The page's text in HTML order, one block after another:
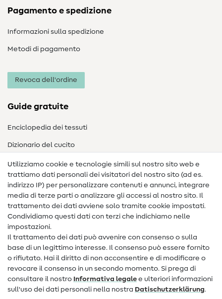
Pagamento e spedizione
Informazioni sulla spedizione
Metodi di pagamento
Revoca dell'ordine
Guide gratuite
Enciclopedia dei tessuti
Dizionario del cucito
Nähanleitungen
Assistenza e contatto
Contatto
Informazioni sul nuovo proprietario
FAQ
Diritto di recesso
Popolare
Utilizziamo cookie e tecnologie simili sul nostro sito web e
trattiamo dati personali dei visitatori del nostro sito (ad es.
indirizzo IP) per personalizzare contenuti e annunci, integrare
media di terze parti o analizzare gli accessi al nostro sito. Il
trattamento dei dati avviene solo tramite cookie impostati.
Condividiamo questi dati con terzi che indichiamo nelle
impostazioni.
Il trattamento dei dati può avvenire con consenso o sulla
base di un legittimo interesse. Il consenso può essere fornito
o rifiutato. Hai il diritto di non acconsentire e di modificare o
revocare il consenso in un secondo momento. Si prega di
consultare il nostro Informativa legale e ulteriori informazioni
sull'uso dei dati personali nella nostra Dati­schutz­erklärung.